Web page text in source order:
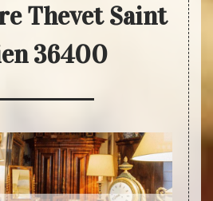
Thevet Saint
36400